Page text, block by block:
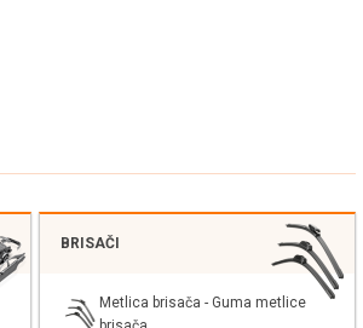
BRISAČI
Metlica brisača - Guma metlice